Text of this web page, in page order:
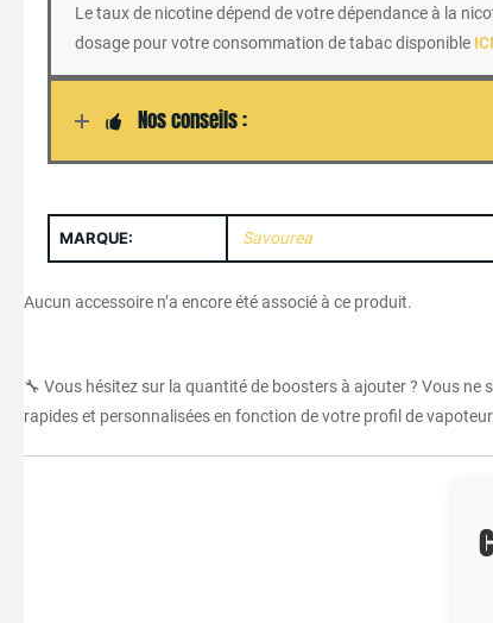
Le taux de nicotine dépend de votre dépendance à la
dosage pour votre consommation de tabac disponible ICI
Nos conseils :
MARQUE: Savourea
Aucun accessoire n’a encore été associé à ce produit.
🔧 Vous hésitez sur la quantité de boosters à ajouter ? Vous
rapides et personnalisées en fonction de votre profil de